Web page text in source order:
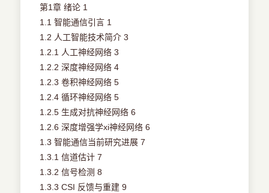
第1章 绪论 1
1.1 智能通信引言 1
1.2 人工智能技术简介 3
1.2.1 人工神经网络 3
1.2.2 深度神经网络 4
1.2.3 卷积神经网络 5
1.2.4 循环神经网络 5
1.2.5 生成对抗神经网络 6
1.2.6 深度增强学xi神经网络 6
1.3 智能通信当前研究进展 7
1.3.1 信道估计 7
1.3.2 信号检测 8
1.3.3 CSI 反馈与重建 9